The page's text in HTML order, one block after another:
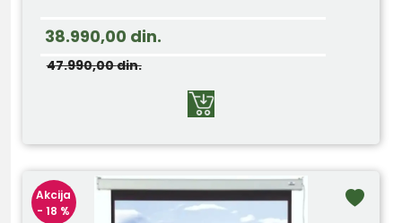
38.990,00 din.
47.990,00din.
Akcija
- 18 %